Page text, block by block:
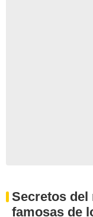
Secretos del
famosas de